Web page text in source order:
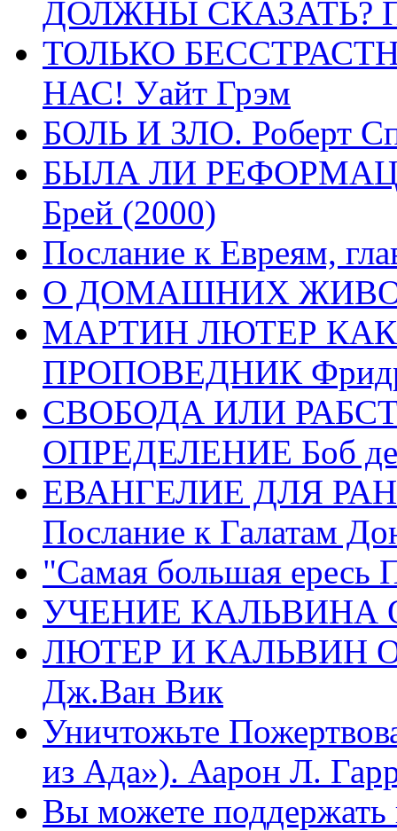
ДОЛЖНЫ СКАЗАТЬ?
ТОЛЬКО
НАС! Уайт Грэм
БОЛЬ И ЗЛО. Роберт
БЫЛА ЛИ
Брей (2000)
Послание к Евреям,
О ДОМАШНИХ
МАРТИН ЛЮТЕР
ПРОПОВЕДНИК
СВОБОДА ИЛИ
ОПРЕДЕЛЕНИЕ Боб де
ЕВАНГЕЛИЕ ДЛЯ
Послание к Галатам
"Самая большая ересь
УЧЕНИЕ КАЛЬВИНА
ЛЮТЕР И КАЛЬВИН
Дж.Ван Вик
Уничтожьте
из Ада»). Аарон Л.
Вы можете